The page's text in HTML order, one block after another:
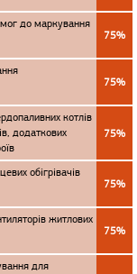
до маркування
75%
75%
котлів
додаткових
75%
обігрівачів
75%
житлових
75%
для